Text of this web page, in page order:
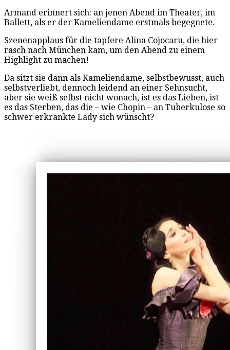
Armand erinnert sich: an jenen Abend im Theater, im
Ballett, als er der Kameliendame erstmals begegnete.
Szenenapplaus für die tapfere Alina Cojocaru, die hier
rasch nach München kam, um den Abend zu einem
Highlight zu machen!
Da sitzt sie dann als Kameliendame, selbstbewusst, auch
selbstverliebt, dennoch leidend an einer Sehnsucht,
aber sie weiß selbst nicht wonach, ist es das Lieben, ist
es das Sterben, das die – wie Chopin – an Tuberkulose so
schwer erkrankte Lady sich wünscht?